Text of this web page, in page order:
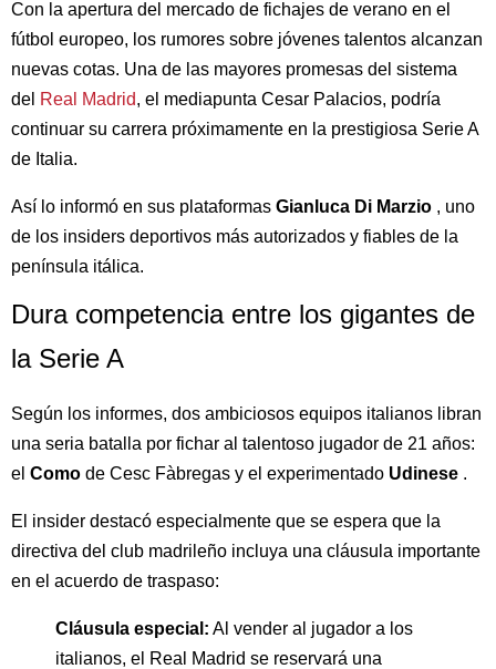
Con la apertura del mercado de fichajes de verano en el
fútbol europeo, los rumores sobre jóvenes talentos alcanzan
nuevas cotas. Una de las mayores promesas del sistema
del Real Madrid, el mediapunta Cesar Palacios, podría
continuar su carrera próximamente en la prestigiosa Serie A
de Italia.
Así lo informó en sus plataformas Gianluca Di Marzio , uno
de los insiders deportivos más autorizados y fiables de la
península itálica.
Dura competencia entre los gigantes de
la Serie A
Según los informes, dos ambiciosos equipos italianos libran
una seria batalla por fichar al talentoso jugador de 21 años:
el Como de Cesc Fàbregas y el experimentado Udinese .
El insider destacó especialmente que se espera que la
directiva del club madrileño incluya una cláusula importante
en el acuerdo de traspaso:
Cláusula especial: Al vender al jugador a los
italianos, el Real Madrid se reservará una